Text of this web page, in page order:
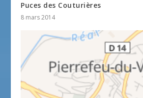
Puces des Couturières
8 mars 2014